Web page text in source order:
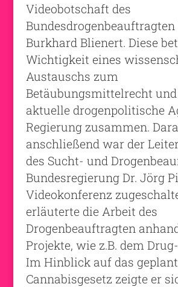
Videobotschaft des
Bundesdrogenbeauftragten
Burkhard Blienert. Diese
Wichtigkeit eines
Austauschs zum
Betäubungsmittelrecht
aktuelle drogenpolitische
Regierung zusammen.
anschließend war der
des Sucht- und
Bundesregierung Dr. Jörg
Videokonferenz
erläuterte die Arbeit des
Drogenbeauftragten
Projekte, wie z.B. dem
Im Hinblick auf das
Cannabisgesetz zeigte er